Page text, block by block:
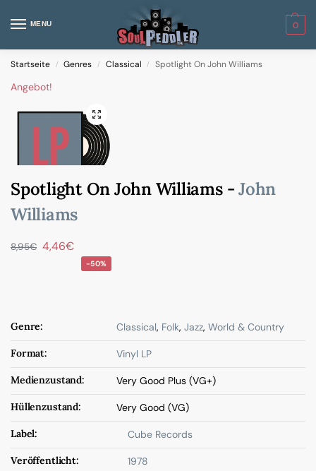
MENU 0
Startseite / Genres / Classical / Spotlight On John Williams
Angebot!
Spotlight On John Williams -John
Williams
8,95€ 4,46€
-50%
Genre: Classical, Folk, Jazz, World & Country
Format: Vinyl LP
Medienzustand: Very Good Plus (VG+)
Hüllenzustand: Very Good (VG)
Label: Cube Records
Veröffentlicht: 1978